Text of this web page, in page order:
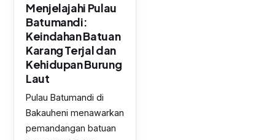
Menjelajahi Pulau
Batumandi:
Keindahan Batuan
Karang Terjal dan
Kehidupan Burung
Laut
Pulau Batumandi di
Bakauheni menawarkan
pemandangan batuan